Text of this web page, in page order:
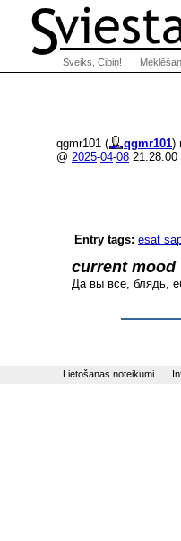
qgmr101 ( qgmr101)
@ 2025-04-08 21:28:00
Entry tags: esat
current mood
Да вы все, блядь,
Sveiks, Cibiņ!
Lietošanas noteikumi